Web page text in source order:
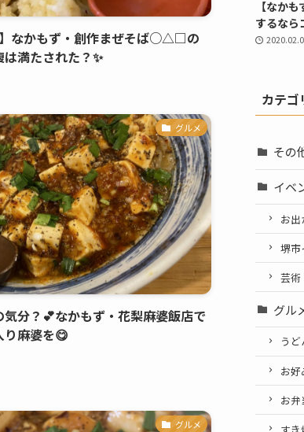
】なかもず・創作まぜそば○△□の
満たされた？✨
グルメ
気分？💕なかもず・花梨麻婆飯店で
り麻婆を😋
グルメ
【なか
するなら
カテゴ
その
イベ
お出
堺市
芸術
グル
うど
お好
お弁